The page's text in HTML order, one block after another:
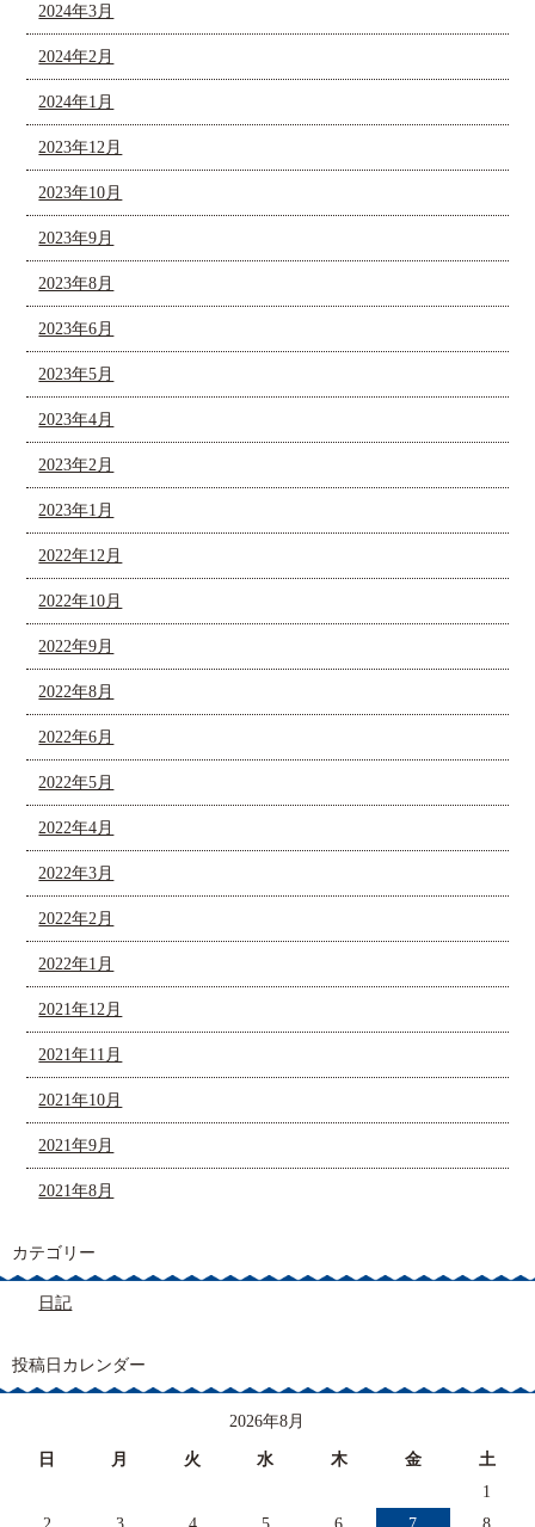
2024年3月
2024年2月
2024年1月
2023年12月
2023年10月
2023年9月
2023年8月
2023年6月
2023年5月
2023年4月
2023年2月
2023年1月
2022年12月
2022年10月
2022年9月
2022年8月
2022年6月
2022年5月
2022年4月
2022年3月
2022年2月
2022年1月
2021年12月
2021年11月
2021年10月
2021年9月
2021年8月
カテゴリー
日記
投稿日カレンダー
2026年8月
日 月 火 水 木 金
土
1